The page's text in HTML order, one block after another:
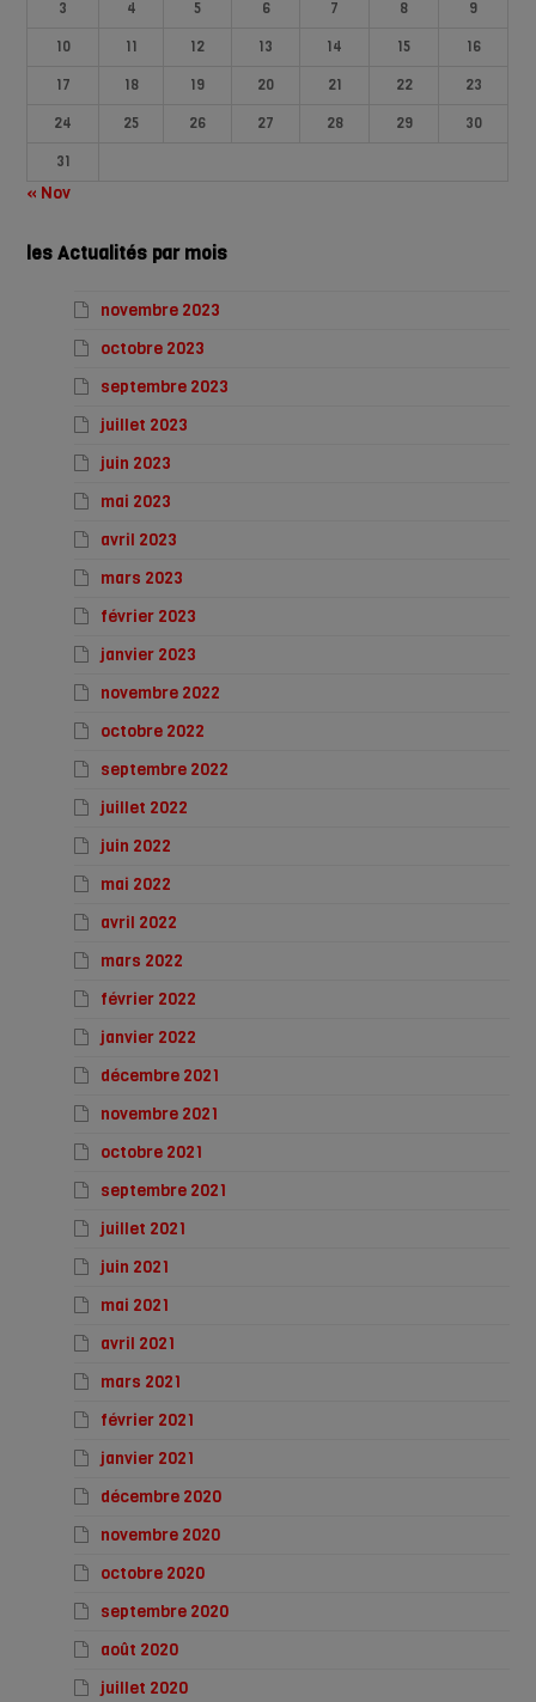
3 4 5 6 7 8
9
10
11 12 13 14 15
16
17
18 19 20 21 22
23
24
25 26 27 28 29
30
31
« Nov
les Actualités par mois
novembre 2023
octobre 2023
septembre 2023
juillet 2023
juin 2023
mai 2023
avril 2023
mars 2023
février 2023
janvier 2023
novembre 2022
octobre 2022
septembre 2022
juillet 2022
juin 2022
mai 2022
avril 2022
mars 2022
février 2022
janvier 2022
décembre 2021
novembre 2021
octobre 2021
septembre 2021
juillet 2021
juin 2021
mai 2021
avril 2021
mars 2021
février 2021
janvier 2021
décembre 2020
novembre 2020
octobre 2020
septembre 2020
août 2020
juillet 2020